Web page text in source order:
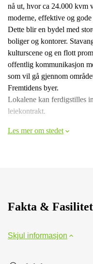
nå ut, hvor ca 24.000 kvm
moderne, effektive og gode
Dette blir en bydel med
boliger og kontorer.
kulturscene og en flott
offentlig kommunikasjon
som vil gå gjennom
Fremtidens byer.
Lokalene kan ferdigstilles
leiekontrakt.
Les mer om stedet
Fakta &
Skjul informasjon